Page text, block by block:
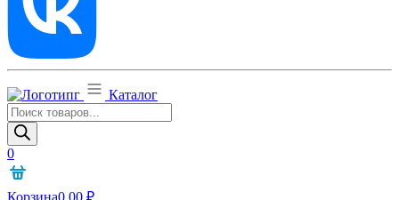
Каталог
Поиск
товаров
0
Корзина0,00 ₽